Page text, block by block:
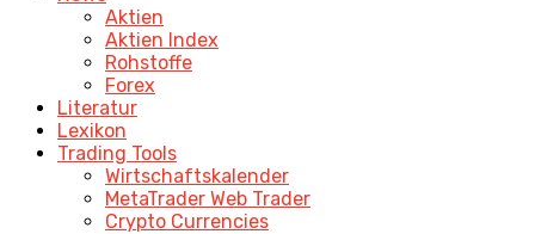
Aktien
Aktien Index
Rohstoffe
Forex
Literatur
Lexikon
Trading Tools
Wirtschaftskalender
MetaTrader Web Trader
Crypto Currencies